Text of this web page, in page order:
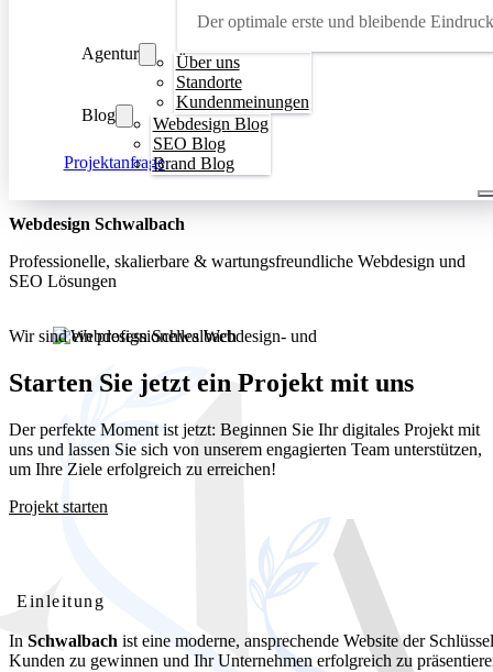
Der optimale erste und bleibende Eindruck
Agentur
Über uns
Standorte
Kundenmeinungen
Blog
Webdesign Blog
SEO Blog
Brand Blog
Projektanfrage
Webdesign Schwalbach
Professionelle, skalierbare & wartungsfreundliche Webdesign und
SEO Lösungen
Wir sind ein professionelles Webdesign- und
und kostengünstige Webdesignlösungen
Starten Sie jetzt ein Projekt mit uns
Der perfekte Moment ist jetzt: Beginnen Sie Ihr digitales Projekt mit
uns und lassen Sie sich von unserem engagierten Team unterstützen,
um Ihre Ziele erfolgreich zu erreichen!
Projekt starten
Webdesign Schwalbach: Ihre professionelle Website für lokalen
Einleitung
In Schwalbach ist eine moderne, ansprechende Website der
Kunden zu gewinnen und Ihr Unternehmen erfolgreich zu